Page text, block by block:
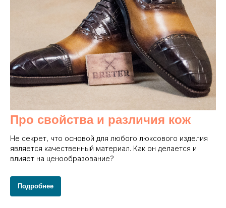
Про свойства и различия кож
Не секрет, что основой для любого люксового изделия
является качественный материал. Как он делается и
влияет на ценообразование?
Подробнее